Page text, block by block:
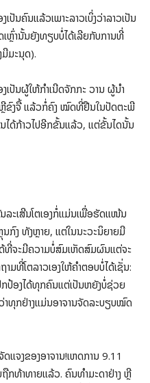
ປັນຄົນແລ້ວເພາະລາວເບິ່ງວ່າລາວເປັນ
ເຫຼົ່ານັ້ນຍັງທຽບບໍ່ໄດ້ເລີຍກັບການທີ່
ມີມະນຸດ).
ເປັນຜູ້ໃຫ້ກຳເນີດຈັກກະ ວານ ຜູ້ນຳ
ຂົງຈື້ ແລ້ວກໍ່ຄົງ ໝົດທີ່ຢືນໃນປັດຕະພີ
ດ້ກ້າວໄປອີກຂັ້ນແລ້ວ, ແຕ່ຂັ້ນໄດນັ້ນ
ລະເສີນໂຕເອງກໍ່ແມ່ນເພື່ອຮັດແໜ້ນ
ກົງ ທັງຫຼາຍ, ແຕ່ໃນນະວະນິຍາຍມີ
ທີ່ຈະມີຄວາມບໍ່ສົມເຫັດສົມຜົນແຕ່ຈະ
ມທີ່ໂຕລາວເອງໃຫ້ຄຳຕອບບໍ່ໄດ້ເຊັ່ນ:
ກປ້ອງໄດ້ທຸກຄົນແຕ່ເປັນຫຍັງບໍ່ຊ່ວຍ
ທຸກຢ່າງແມ່ນອາຈານຈັດລະບຽບໝົດ
ຈງຂອງອາຈານ!ເຫດການ 9.11
ກທ້າທາຍແລ້ວ. ຄົນທຳມະດາຢ່າງ ຫຼີ